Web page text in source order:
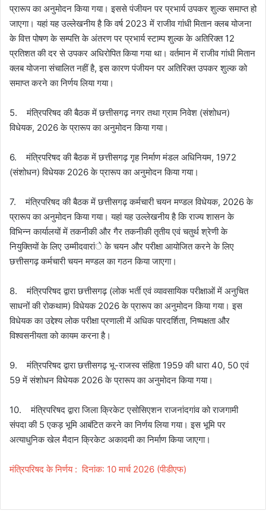
प्रारूप का अनुमोदन किया गया। इससे पंजीयन पर प्रभार्य उपकर शुल्क समाप्त हो
जाएगा। यहां यह उल्लेखनीय है कि वर्ष 2023 में राजीव गांधी मितान क्लब योजना
के वित्त पोषण के सम्पत्ति के अंतरण पर प्रभार्य स्टाम्प शुल्क के अतिरिक्त 12
प्रतिशत की दर से उपकर अधिरोपित किया गया था। वर्तमान में राजीव गांधी मितान
क्लब योजना संचालित नहीं है, इस कारण पंजीयन पर अतिरिक्त उपकर शुल्क को
समाप्त करने का निर्णय लिया गया।
5. मंत्रिपरिषद की बैठक में छत्तीसगढ़ नगर तथा ग्राम निवेश (संशोधन)
विधेयक, 2026 के प्रारूप का अनुमोदन किया गया।
6. मंत्रिपरिषद की बैठक में छत्तीसगढ़ गृह निर्माण मंडल अधिनियम, 1972
(संशोधन) विधेयक 2026 के प्रारूप का अनुमोदन किया गया।
7. मंत्रिपरिषद की बैठक में छत्तीसगढ़ कर्मचारी चयन मण्डल विधेयक, 2026 के
प्रारूप का अनुमोदन किया गया। यहां यह उल्लेखनीय है कि राज्य शासन के
विभिन्न कार्यालयों में तकनीकी और गैर तकनीकी तृतीय एवं चतुर्थ श्रेणी के
नियुक्तियों के लिए उम्मीदवारांे के चयन और परीक्षा आयोजित करने के लिए
छत्तीसगढ़ कर्मचारी चयन मण्डल का गठन किया जाएगा।
8. मंत्रिपरिषद द्वारा छत्तीसगढ़ (लोक भर्ती एवं व्यावसायिक परीक्षाओं में अनुचित
साधनों की रोकथाम) विधेयक 2026 के प्रारूप का अनुमोदन किया गया। इस
विधेयक का उद्देश्य लोक परीक्षा प्रणाली में अधिक पारदर्शिता, निष्पक्षता और
विश्वसनीयता को कायम करना है।
9. मंत्रिपरिषद द्वारा छत्तीसगढ़ भू-राजस्व संहिता 1959 की धारा 40, 50 एवं
59 में संशोधन विधेयक 2026 के प्रारूप का अनुमोदन किया गया।
10. मंत्रिपरिषद द्वारा जिला क्रिकेट एसोसिएशन राजनांदगांव को राजगामी
संपदा की 5 एकड़ भूमि आबंटित करने का निर्णय लिया गया। इस भूमि पर
अत्याधुनिक खेल मैदान क्रिकेट अकादमी का निर्माण किया जाएगा।
मंत्रिपरिषद के निर्णय : दिनांक: 10 मार्च 2026 (पीडीएफ)